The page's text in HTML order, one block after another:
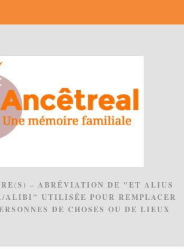
– ABRÉVIATION DE "ET ALIUS
UTILISÉE POUR REMPLACER
DE CHOSES OU DE LIEUX